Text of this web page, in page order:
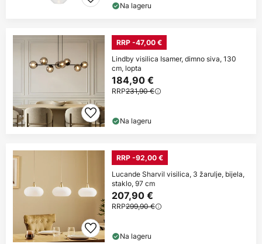
Na lageru
RRP -47,00 €
Lindby visilica Isamer, dimno siva, 130
cm, lopta
184,90 €
RRP231,90 €
Na lageru
RRP -92,00 €
Lucande Sharvil visilica, 3 žarulje, bijela,
staklo, 97 cm
207,90 €
RRP299,90 €
Na lageru